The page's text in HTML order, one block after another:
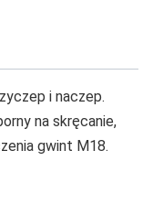
i naczep.
na skręcanie,
gwint M18.